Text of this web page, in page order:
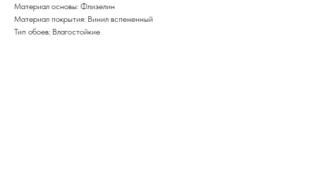
Материал основы: Флизелин
Материал покрытия: Винил вспененный
Тип обоев: Влагостойкие